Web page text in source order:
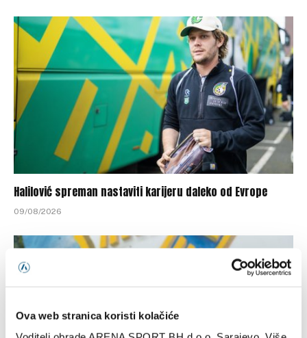
Ova web stranica koristi kolačiće
Halilović spreman nastaviti karijeru daleko od Evrope
09/08/2026